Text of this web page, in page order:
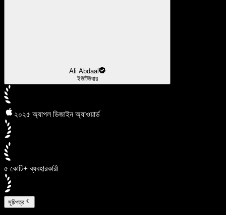
Ali Abdaal
ইউটিউবার
২০২৫ অ্যাপল ডিজাইন অ্যাওয়ার্ড
৫ কোটি+ ব্যবহারকারী
সূচিপত্র